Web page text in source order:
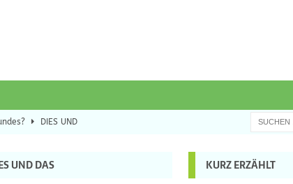
DIES UND
UND DAS KURZ ERZÄHLT